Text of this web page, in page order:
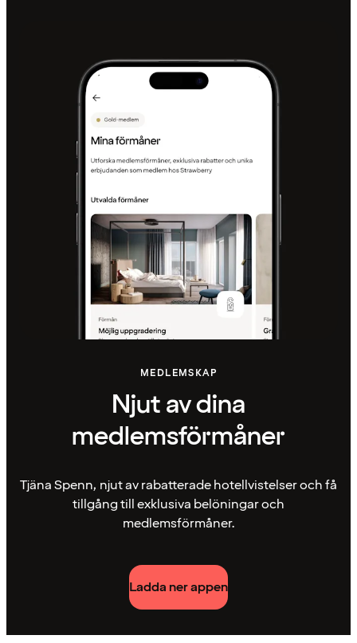
MEDLEMSKAP
Njut av dina
medlemsförmåner
Tjäna Spenn, njut av rabatterade hotellvistelser och få
tillgång till exklusiva belöningar och
medlemsförmåner.
Ladda ner appen